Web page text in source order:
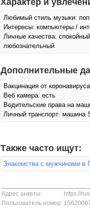
Характер и
Любимый стиль музыки:
Интересы: компьютеры /
Личные качества:
любознательный
Дополнительные
Вакцинация от
Веб камера: есть
Водительские права на
Личный транспорт: машина
Также часто ищут:
Знакомства с мужчинами в
Адрес анкеты:
https://
Пользователь номер: